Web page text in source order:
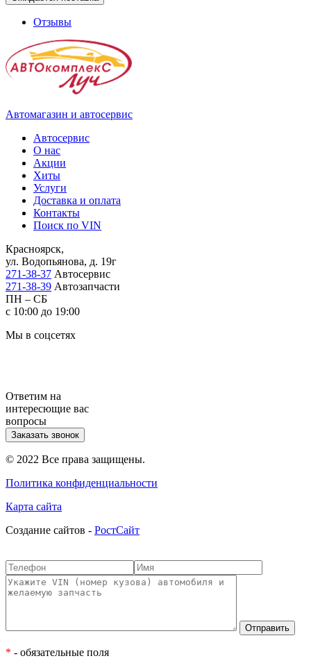
Отзывы
Автомагазин и автосервис
Автосервис
О нас
Акции
Хиты
Услуги
Доставка и оплата
Контакты
Поиск по VIN
Красноярск,
ул. Водопьянова, д. 19г
271-38-37 Автосервис
271-38-39 Автозапчасти
ПН – СБ
с 10:00 до 19:00
Мы в соцсетях
Ответим на
интересющие вас
вопросы
Заказать звонок
© 2022 Все права защищены.
Политика конфиденциальности
Карта сайта
Cоздание сайтов - РостСайт
* - обязательные поля